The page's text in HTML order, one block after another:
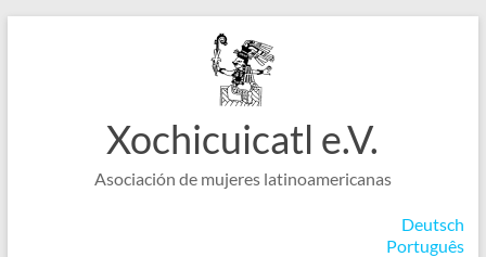
Xochicuicatl e.V.
Asociación de mujeres latinoamericanas
Deutsch
Português